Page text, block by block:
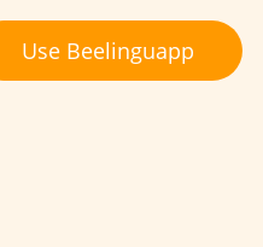
Use Beelinguapp